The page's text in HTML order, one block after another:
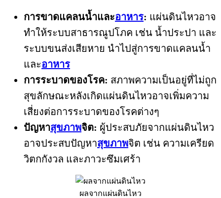
การขาดแคลนน้ำและอาหาร: แผ่นดินไหวอาจ
ทำให้ระบบสาธารณูปโภค เช่น น้ำประปา และ
ระบบขนส่งเสียหาย นำไปสู่การขาดแคลนน้ำ
และอาหาร
การระบาดของโรค: สภาพความเป็นอยู่ที่ไม่ถูก
สุขลักษณะหลังเกิดแผ่นดินไหวอาจเพิ่มความ
เสี่ยงต่อการระบาดของโรคต่างๆ
ปัญหาสุขภาพจิต: ผู้ประสบภัยจากแผ่นดินไหว
อาจประสบปัญหาสุขภาพจิต เช่น ความเครียด
วิตกกังวล และภาวะซึมเศร้า
ผลจากแผ่นดินไหว